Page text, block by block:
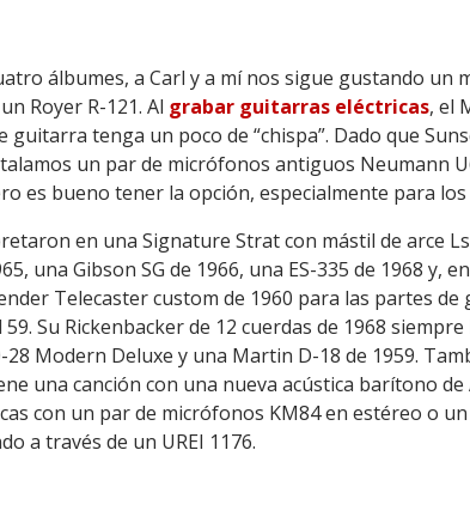
álbumes, a Carl y a mí nos sigue gustando un
Royer R-121. Al grabar guitarras eléctricas, el
guitarra tenga un poco de “chispa”. Dado que
un par de micrófonos antiguos Neumann
es bueno tener la opción, especialmente para
en una Signature Strat con mástil de arce
una Gibson SG de 1966, una ES-335 de 1968 y,
Telecaster custom de 1960 para las partes
Su Rickenbacker de 12 cuerdas de 1968
Modern Deluxe y una Martin D-18 de 1959.
una canción con una nueva acústica barítono de
con un par de micrófonos KM84 en estéreo o
a través de un UREI 1176.